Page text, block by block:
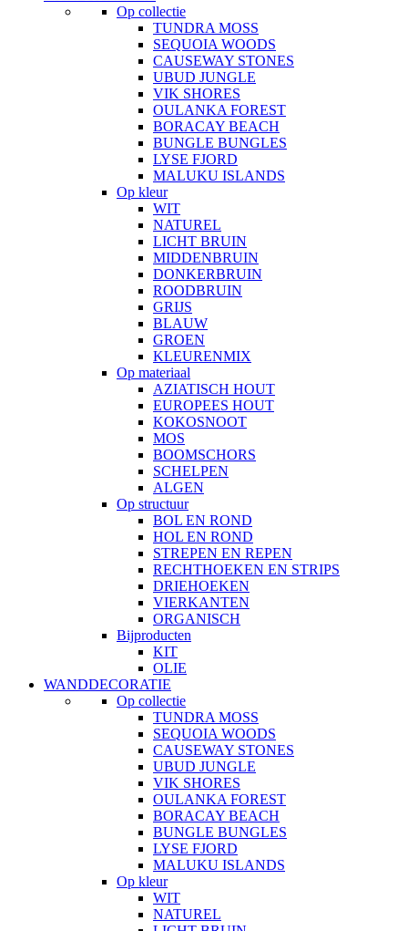
Op collectie
TUNDRA MOSS
SEQUOIA WOODS
CAUSEWAY STONES
UBUD JUNGLE
VIK SHORES
OULANKA FOREST
BORACAY BEACH
BUNGLE BUNGLES
LYSE FJORD
MALUKU ISLANDS
Op kleur
WIT
NATUREL
LICHT BRUIN
MIDDENBRUIN
DONKERBRUIN
ROODBRUIN
GRIJS
BLAUW
GROEN
KLEURENMIX
Op materiaal
AZIATISCH HOUT
EUROPEES HOUT
KOKOSNOOT
MOS
BOOMSCHORS
SCHELPEN
ALGEN
Op structuur
BOL EN ROND
HOL EN ROND
STREPEN EN REPEN
RECHTHOEKEN EN STRIPS
DRIEHOEKEN
VIERKANTEN
ORGANISCH
Bijproducten
KIT
OLIE
WANDDECORATIE
Op collectie
TUNDRA MOSS
SEQUOIA WOODS
CAUSEWAY STONES
UBUD JUNGLE
VIK SHORES
OULANKA FOREST
BORACAY BEACH
BUNGLE BUNGLES
LYSE FJORD
MALUKU ISLANDS
Op kleur
WIT
NATUREL